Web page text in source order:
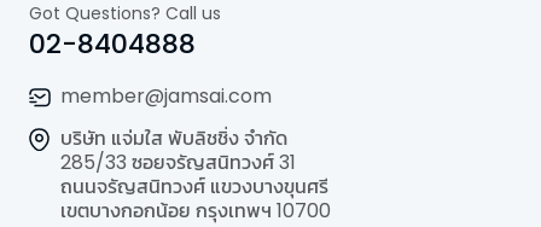
Got Questions? Call us
02-8404888
member@jamsai.com
บริษัท แจ่มใส พับลิชชิ่ง จำกัด
285/33 ซอยจรัญสนิทวงศ์ 31
ถนนจรัญสนิทวงศ์ แขวงบางขุนศรี
เขตบางกอกน้อย กรุงเทพฯ 10700